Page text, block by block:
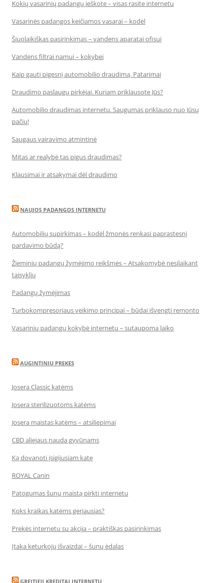
Kokių vasarinių padangų ieškote – visas rasite internetu
Vasarinės padangos keičiamos vasarai – kodėl
Šiuolaikiškas pasirinkimas – vandens aparatai ofisui
Vandens filtrai namui – kokybei
Kaip gauti pigesnį automobilio draudimą. Patarimai
Draudimo paslaugų pirkėjai. Kuriam priklausote Jūs?
Automobilio draudimas internetu. Saugumas priklauso nuo Jūsų
pačių!
Saugaus vairavimo atmintinė
Mitas ar realybė tas pigus draudimas?
Klausimai ir atsakymai dėl draudimo
NAUJOS PADANGOS INTERNETU
Automobilių supirkimas – kodėl žmonės renkasi paprastesnį
pardavimo būdą?
Žieminių padangų žymėjimo reikšmės – Atsakomybė nesilaikant
taisyklių
Padangų žymėjimas
Turbokompresoriaus veikimo principai – būdai išvengti remonto
Vasarinių padangų kokybė internetu – sutaupoma laiko
AUGINTINIU PREKES
Josera Classic katėms
Josera sterilizuotoms katėms
Josera maistas katėms – atsiliepimai
CBD aliejaus nauda gyvūnams
Ką dovanoti įsigijusiam katę
ROYAL Canin
Patogumas šunų maistą pirkti internetu
Koks kraikas katėms geriausias?
Prekės internetu su akcija – praktiškas pasirinkimas
Įtaka keturkojų išvaizdai – šunų ėdalas
GREITIEJI KREDITAI INTERNETU